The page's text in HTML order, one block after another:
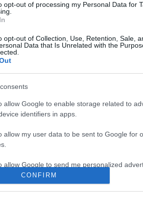
opt-out of processing my Personal Data for
opt-out of Collection, Use, Retention, Sale,
Data that Is Unrelated with the
allow Google to enable storage related to
identifiers in apps.
allow my user data to be sent to Google for
allow Google to send me personalized
CONFIRM
ból.